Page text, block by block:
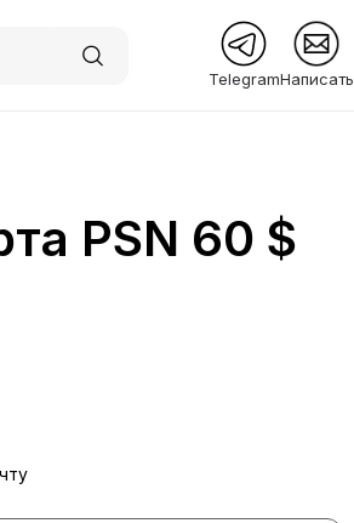
TelegramНаписать
PSN 60 $